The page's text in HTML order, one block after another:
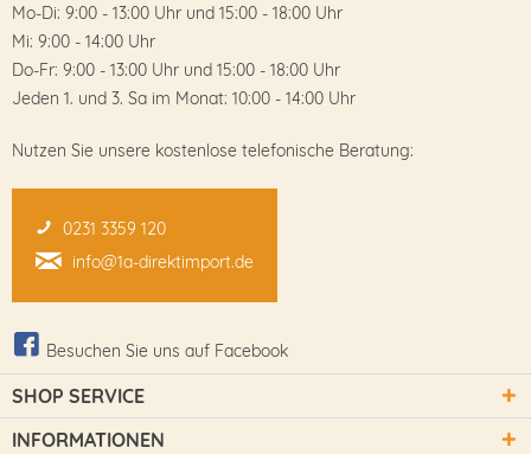
Mo-Di: 9:00 - 13:00 Uhr und 15:00 - 18:00 Uhr
Mi: 9:00 - 14:00 Uhr
Do-Fr: 9:00 - 13:00 Uhr und 15:00 - 18:00 Uhr
Jeden 1. und 3. Sa im Monat: 10:00 - 14:00 Uhr
Nutzen Sie unsere kostenlose telefonische Beratung:
0231 3359 120
info@1a-direktimport.de
Besuchen Sie uns auf Facebook
SHOP SERVICE
INFORMATIONEN